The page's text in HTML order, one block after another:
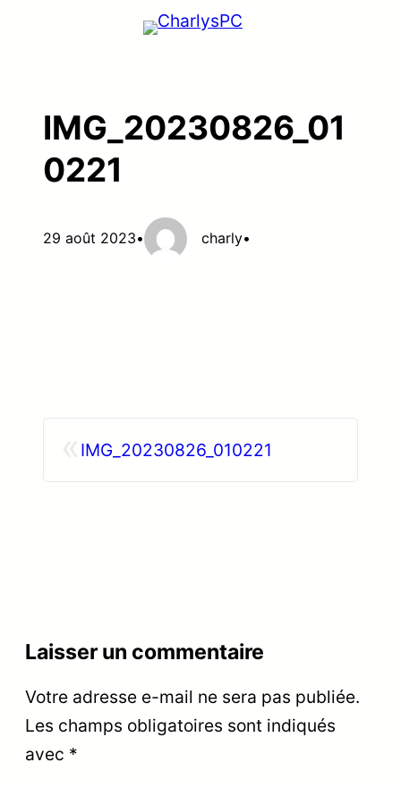
IMG_20230826_01
0221
29 août 2023• charly•
IMG_20230826_010221
Laisser un commentaire
Votre adresse e-mail ne sera pas publiée.
Les champs obligatoires sont indiqués
avec *